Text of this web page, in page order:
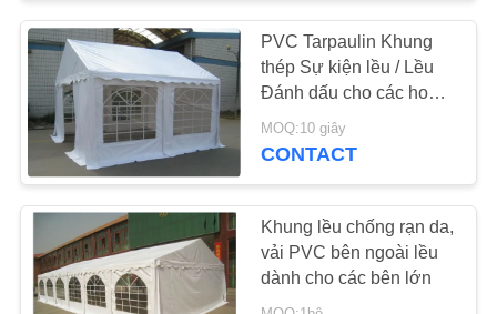
Quân đội lều
PVC Tarpaulin Khung
thép Sự kiện lều / Lều
Đánh dấu cho các hoạt
động bên ngoài
MOQ:10 giây
CONTACT
Khung lều chống rạn da,
vải PVC bên ngoài lều
dành cho các bên lớn